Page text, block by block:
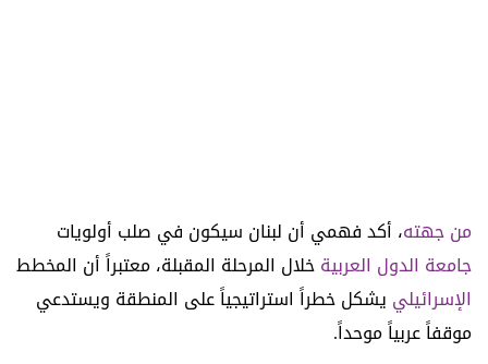
من جهته، أكد فهمي أن لبنان سيكون في صلب أولويات
جامعة الدول العربيةخلال المرحلة المقبلة، معتبراً أن المخطط
الإسرائيلي يشكل خطراً استراتيجياً على المنطقة ويستدعي
موقفاً عربياً موحداً.